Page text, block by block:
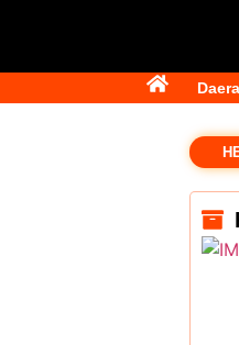
Dana Transfer Rp2,5